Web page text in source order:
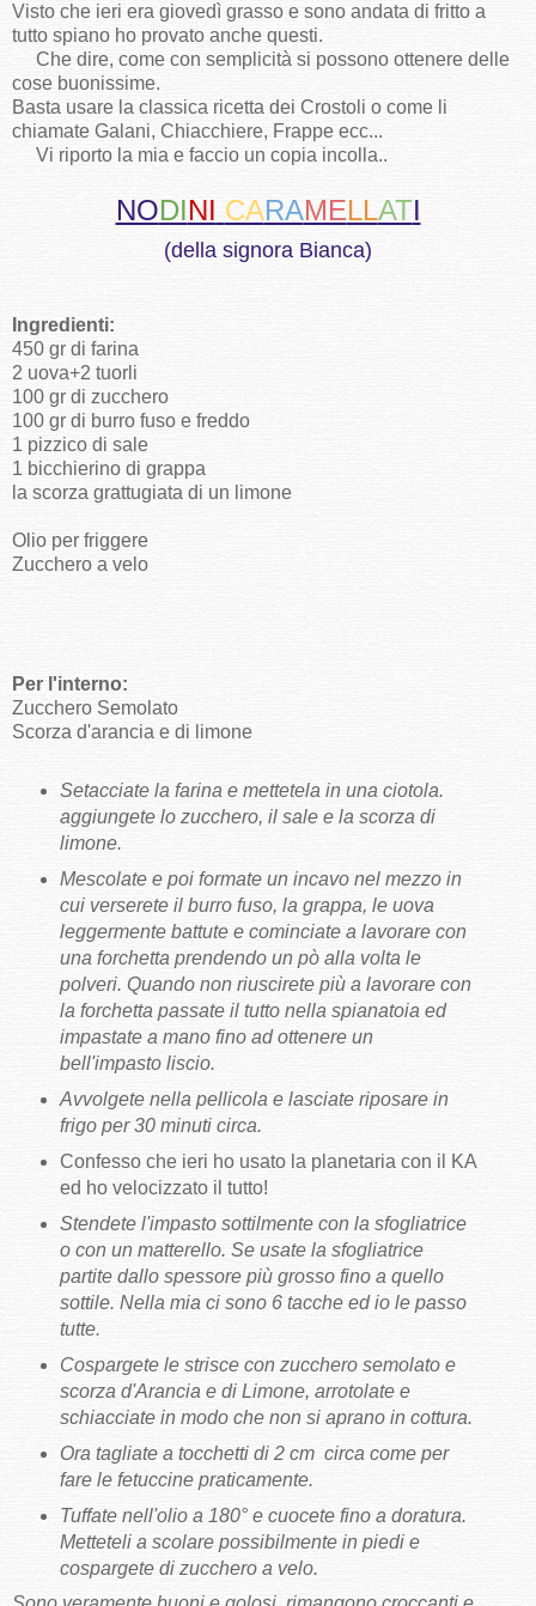
Visto che ieri era giovedì grasso e sono andata di fritto a
tutto spiano ho provato anche questi.
Che dire, come con semplicità si possono ottenere delle
cose buonissime.
Basta usare la classica ricetta dei Crostoli o come li
chiamate Galani, Chiacchiere, Frappe ecc...
Vi riporto la mia e faccio un copia incolla..
NODINI CARAMELLATI
(della signora Bianca)
Ingredienti:
450 gr di farina
2 uova+2 tuorli
100 gr di zucchero
100 gr di burro fuso e freddo
1 pizzico di sale
1 bicchierino di grappa
la scorza grattugiata di un limone
Olio per friggere
Zucchero a velo
Per l'interno:
Zucchero Semolato
Scorza d'arancia e di limone
Setacciate la farina e mettetela in una ciotola.
aggiungete lo zucchero, il sale e la scorza di
limone.
Mescolate e poi formate un incavo nel mezzo in
cui verserete il burro fuso, la grappa, le uova
leggermente battute e cominciate a lavorare con
una forchetta prendendo un pò alla volta le
polveri. Quando non riuscirete più a lavorare con
la forchetta passate il tutto nella spianatoia ed
impastate a mano fino ad ottenere un
bell'impasto liscio.
Avvolgete nella pellicola e lasciate riposare in
frigo per 30 minuti circa.
Confesso che ieri ho usato la planetaria con il KA
ed ho velocizzato il tutto!
Stendete l'impasto sottilmente con la sfogliatrice
o con un matterello. Se usate la sfogliatrice
partite dallo spessore più grosso fino a quello
sottile. Nella mia ci sono 6 tacche ed io le passo
tutte.
Cospargete le strisce con zucchero semolato e
scorza d'Arancia e di Limone, arrotolate e
schiacciate in modo che non si aprano in cottura.
Ora tagliate a tocchetti di 2 cm circa come per
fare le fetuccine praticamente.
Tuffate nell'olio a 180° e cuocete fino a doratura.
Metteteli a scolare possibilmente in piedi e
cospargete di zucchero a velo.